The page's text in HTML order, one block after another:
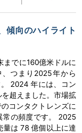
傾向のハイライト
でに160億米ドルに
つまり2025年から
2024 年には、コン
超えました。市場拡
コンタクトレンズに
常の頻度です。 2025
量は 78 億個以上に達